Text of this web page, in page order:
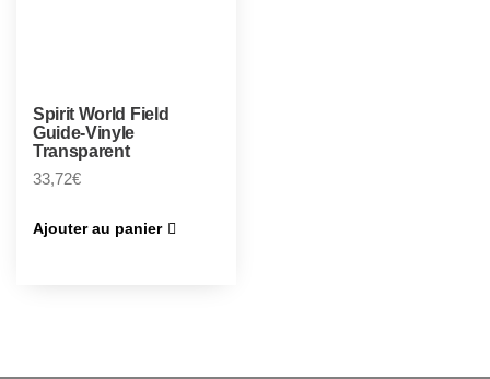
Spirit World Field
Guide-Vinyle
Transparent
33,72€
Ajouter au panier